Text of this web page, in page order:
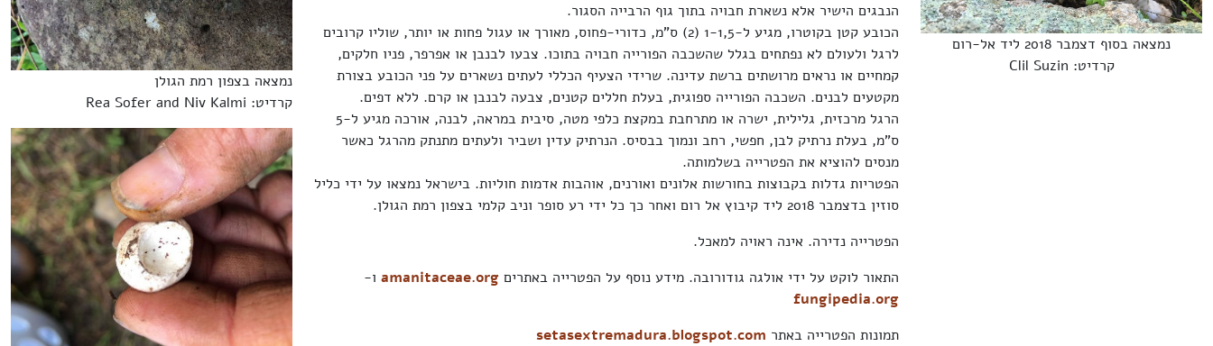
נמצאה בסוף דצמבר 2018 ליד אל-רום
קרדיט: Clil Suzin
הנבגים הישיר אלא נשארת חבויה בתוך גוף הרבייה הסגור.
הכובע קטן בקוטרו, מגיע ל-1-1,5 (2) ס"מ, כדורי-פחוס, מאורך או עגול פחות או יותר, שוליו קרובים
לרגל ולעולם לא נפתחים בגלל שהשכבה הפורייה חבויה בתוכו. צבעו לבנבן או אפרפר, פניו חלקים,
קמחיים או נראים מרושתים ברשת עדינה. שרידי הצעיף הכללי לעתים נשארים על פני הכובע בצורת
מקטעים לבנים. השכבה הפורייה ספוגית, בעלת חללים קטנים, צבעה לבנבן או קרם. ללא דפים.
הרגל מרכזית, גלילית, ישרה או מתרחבת במקצת כלפי מטה, סיבית במראה, לבנה, אורכה מגיע ל-5
ס"מ, בעלת נרתיק לבן, חפשי, רחב ונמוך בבסיס. הנרתיק עדין ושביר ולעתים מתנתק מהרגל כאשר
מנסים להוציא את הפטרייה בשלמותה.
הפטריות גדלות בקבוצות בחורשות אלונים ואורנים, אוהבות אדמות חוליות. בישראל נמצאו על ידי כליל
סוזין בדצמבר 2018 ליד קיבוץ אל רום ואחר כך כל ידי רע סופר וניב קלמי בצפון רמת הגולן.
הפטרייה נדירה. אינה ראויה למאכל.
התאור לוקט על ידי אולגה גודורובה. מידע נוסף על הפטרייה באתרים amanitaceae.org ו-
fungipedia.org
תמונות הפטרייה באתר setasextremadura.blogspot.com
נמצאה בצפון רמת הגולן
קרדיט: Rea Sofer and Niv Kalmi